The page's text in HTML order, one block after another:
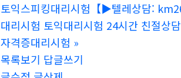
토익스피킹대리시험【▶텔레상담:
대리시험 토익대리시험 24시간 친절상
자격증대리시험 »
목록보기 답글쓰기